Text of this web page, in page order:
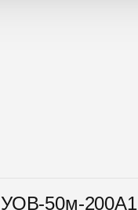
УОВ-50м-200А1